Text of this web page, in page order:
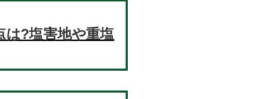
は?塩害地や重塩